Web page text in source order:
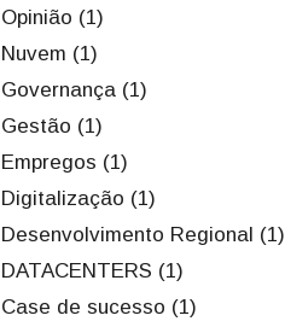
Opinião (1)
Nuvem (1)
Governança (1)
Gestão (1)
Empregos (1)
Digitalização (1)
Desenvolvimento Regional (1)
DATACENTERS (1)
Case de sucesso (1)